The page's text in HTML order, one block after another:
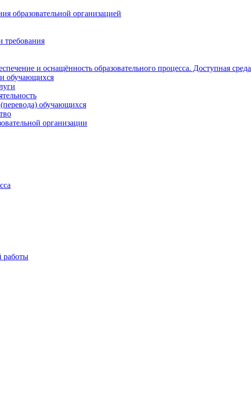
образовательной организацией
требования
и оснащённость образовательного процесса. Доступная среда
обучающихся
обучающихся
организации
работы